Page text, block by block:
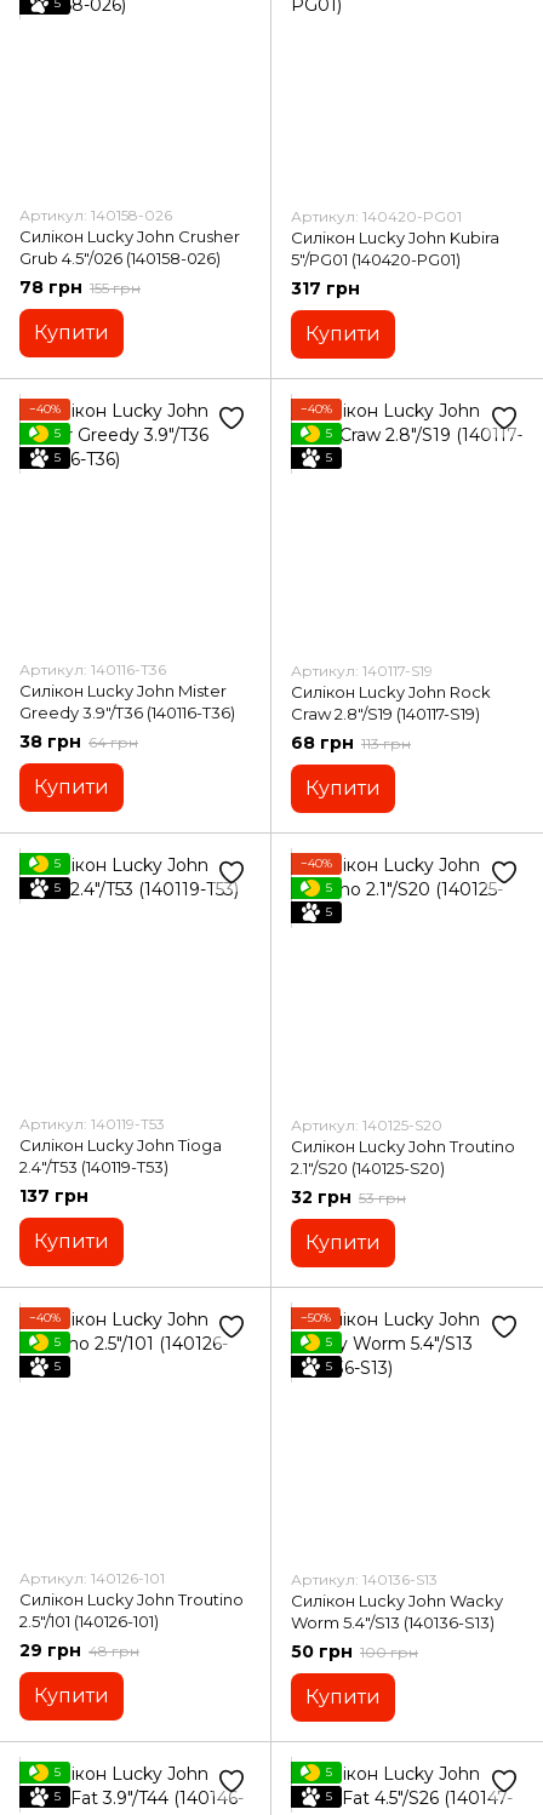
Артикул: 140158-026
Силікон Lucky John Crusher
Grub 4.5"/026 (140158-026)
78 грн 155 грн
Купити
Артикул: 140420-PG01
Силікон Lucky John Kubira
5"/PG01 (140420-PG01)
317 грн
Купити
−40%
5
5
Артикул: 140116-T36
Силікон Lucky John Mister
Greedy 3.9"/T36 (140116-T36)
38 грн 64 грн
Купити
−40%
5
5
Артикул: 140117-S19
Силікон Lucky John Rock
Craw 2.8"/S19 (140117-S19)
68 грн 113 грн
Купити
5
5
Артикул: 140119-T53
Силікон Lucky John Tioga
2.4"/T53 (140119-T53)
137 грн
Купити
−40%
5
5
Артикул: 140125-S20
Силікон Lucky John Troutino
2.1"/S20 (140125-S20)
32 грн 53 грн
Купити
−40%
5
5
Артикул: 140126-101
Силікон Lucky John Troutino
2.5"/101 (140126-101)
29 грн 48 грн
Купити
−50%
5
5
Артикул: 140136-S13
Силікон Lucky John Wacky
Worm 5.4"/S13 (140136-S13)
50 грн 100 грн
Купити
5
5
5
5